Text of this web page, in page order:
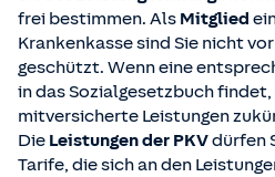
frei bestimmen. Als Mitglied
Krankenkasse sind Sie nicht
geschützt. Wenn eine
in das Sozialgesetzbuch
mitversicherte Leistungen
Die Leistungen der PKVdürfen
Tarife, die sich an den